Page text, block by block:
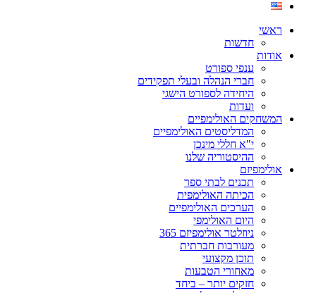
ראשי
חדשות
אודות
ענפי ספורט
חברי הנהלה ובעלי תפקידים
היחידה לספורט הישגי
ועדות
המשחקים האולימפיים
המדליסטים האולימפיים
י"א חללי מינכן
ההיסטוריה שלנו
אולימפיזם
תכנים לבתי ספר
הכיתה האולימפית
הערכים האולימפיים
היום האולימפי
ניוזלטר אולימפיזם 365
מעורבות חברתית
תוכן מקצועי
מאחורי הטבעות
חזקים יותר – ביחד